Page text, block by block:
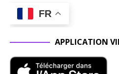
FR
APPLICATION